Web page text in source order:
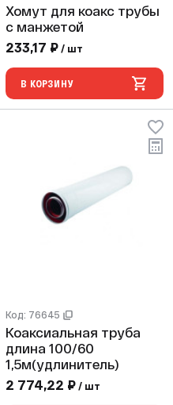
Хомут для коакс трубы
с манжетой
233,17 ₽ / шт
В КОРЗИНУ
Код: 76645
Коаксиальная труба
длина 100/60
1,5м(удлинитель)
2 774,22 ₽ / шт